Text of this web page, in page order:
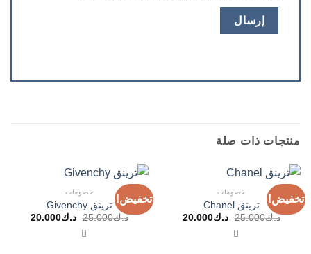
منتجات ذات صلة
تخفيض!
خصومات
ترينق Chanel
د.ك25.000 السعر
د.ك20.000السعر
تخفيض!
خصومات
ترينق Givenchy
د.ك25.000 السعر
د.ك20.000السعر